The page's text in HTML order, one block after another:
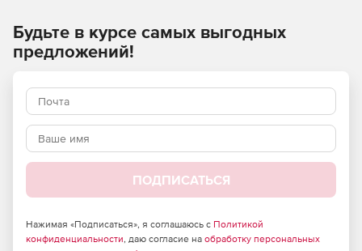
сетевые и облачные хранилища, снижает объем копий за
счет дедупликации и сжатия. Входит в реестр Минцифры
проектов с повышенными требованиями к безопасности
и локализации.
Ключевые возможности Кибер
Бэкап Стандартная редакция
Универсальная защита разнородных сред.
виртуализации, контейнерных сред, СУБД и
приложений – в том числе отечественные и свободно
Будьте в курсе самых выгодных
предложений!
ПОДПИСАТЬСЯ
Нажимая «Подписаться», я соглашаюсь с Политикой
конфиденциальности, даю согласие на обработку персональных